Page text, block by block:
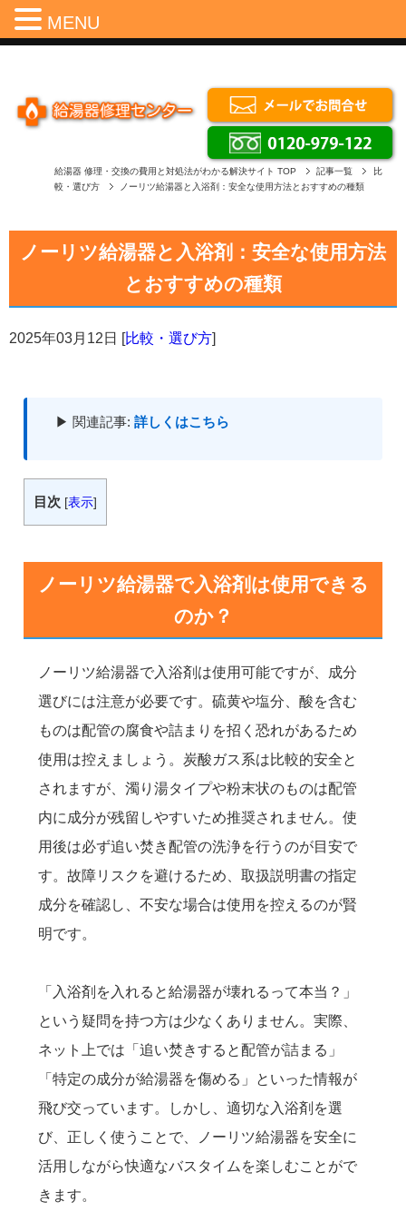
給湯器 修理・交換の費用と対処法がわかる解決サイト TOP 記事一覧
比
較・選び方
ノーリツ給湯器と入浴剤：安全な使用方法とおすすめの種類
ノーリツ給湯器と入浴剤：安全な使用方法
とおすすめの種類
2025年03月12日 比較・選び方
▶ 関連記事: 詳しくはこちら
目次 [表示]
ノーリツ給湯器で入浴剤は使用できる
のか？
ノーリツ給湯器で入浴剤は使用可能ですが、成分
選びには注意が必要です。硫黄や塩分、酸を含む
ものは配管の腐食や詰まりを招く恐れがあるため
使用は控えましょう。炭酸ガス系は比較的安全と
されますが、濁り湯タイプや粉末状のものは配管
内に成分が残留しやすいため推奨されません。使
用後は必ず追い焚き配管の洗浄を行うのが目安で
す。故障リスクを避けるため、取扱説明書の指定
成分を確認し、不安な場合は使用を控えるのが賢
明です。
「入浴剤を入れると給湯器が壊れるって本当？」
という疑問を持つ方は少なくありません。実際、
ネット上では「追い焚きすると配管が詰まる」
「特定の成分が給湯器を傷める」といった情報が
飛び交っています。しかし、適切な入浴剤を選
び、正しく使うことで、ノーリツ給湯器を安全に
活用しながら快適なバスタイムを楽しむことがで
きます。
MENU
Menu